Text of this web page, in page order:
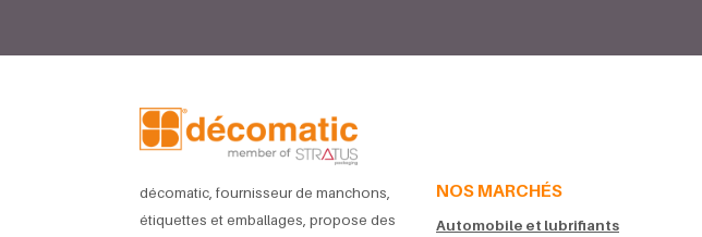
décomatic, fournisseur de manchons,
étiquettes et emballages, propose des
NOS MARCHÉS
Automobile et lubrifiants